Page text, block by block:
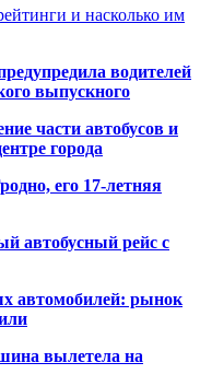
и насколько им
водителей
выпускного
части автобусов и
города
его 17-летняя
автобусный рейс с
автомобилей: рынок
вылетела на